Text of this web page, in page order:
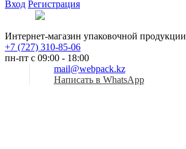
Вход Регистрация
Интернет-магазин упаковочной продукции
+7 (727) 310-85-06
пн-пт с 09:00 - 18:00
mail@webpack.kz
Написать в WhatsApp